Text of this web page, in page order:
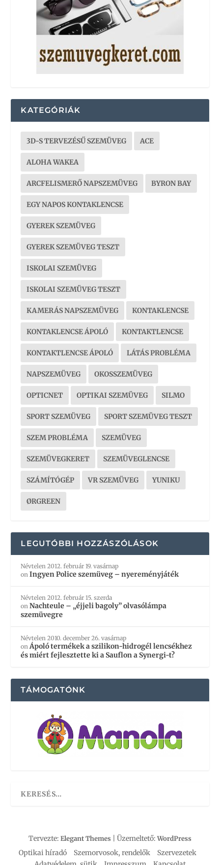
KATEGÓRIÁK
3D-S TERVEZÉSŰ SZEMÜVEG ACE
ALOHA WAKEA
ARCFELISMERŐ NAPSZEMÜVEG BYRON BAY
EGY NAPOS KONTAKLENCSE
GYEREK SZEMÜVEG
GYEREK SZEMÜVEG TESZT
ISKOLAI SZEMÜVEG
ISKOLAI SZEMÜVEG TESZT
KAMERÁS NAPSZEMÜVEG KONTAKLENCSE
KONTAKLENCSE ÁPOLÓ KONTAKTLENCSE
KONTAKTLENCSE ÁPOLÓ LÁTÁS PROBLÉMA
NAPSZEMÜVEG OKOSSZEMÜVEG
OPTICNET OPTIKAI SZEMÜVEG SILMO
SPORT SZEMÜVEG SPORT SZEMÜVEG TESZT
SZEM PROBLÉMA SZEMÜVEG
SZEMÜVEGKERET SZEMÜVEGLENCSE
SZÁMÍTÓGÉP VR SZEMÜVEG YUNIKU
ØRGREEN
LEGUTÓBBI HOZZÁSZÓLÁSOK
Névtelen 2012. február 19. vasárnap
onIngyen Police szemüveg – nyereményjáték
Névtelen 2012. február 15. szerda
onNachteule – „éjjeli bagoly” olvasólámpa
szemüvegre
Névtelen 2010. december 26. vasárnap
onÁpoló termékek a szilikon-hidrogél lencsékhez
és miért fejlesztette ki a Sauflon a Synergi-t?
TÁMOGATÓNK
Tervezte: Elegant Themes | Üzemeltető: WordPress
Optikai híradó Szemorvosok, rendelők
Szervezetek